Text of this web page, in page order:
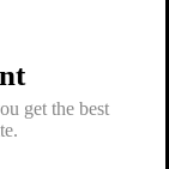
get the best